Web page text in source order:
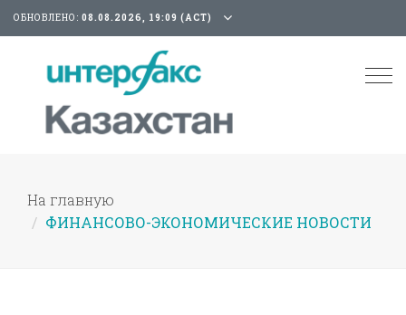
ОБНОВЛЕНО: 08.08.2026, 19:09 (АСТ)
На главную
ФИНАНСОВО-ЭКОНОМИЧЕСКИЕ НОВОСТИ